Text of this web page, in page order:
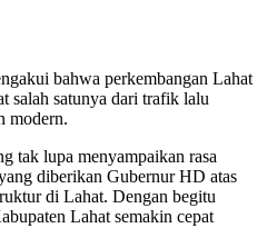
bahwa perkembangan Lahat
salah satunya dari trafik lalu
modern.
tak lupa menyampaikan rasa
diberikan Gubernur HD atas
di Lahat. Dengan begitu
Lahat semakin cepat